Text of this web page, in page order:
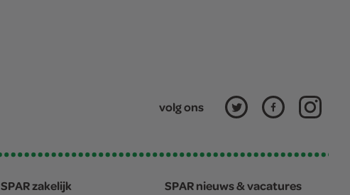
volg ons
SPAR zakelijk SPAR nieuws & vacatures